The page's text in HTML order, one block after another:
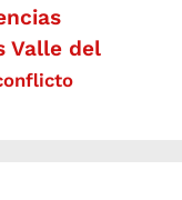
Valle del